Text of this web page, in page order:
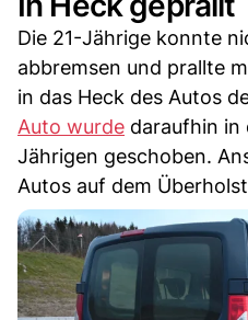
Die 21-Jährige konnte
abbremsen und prallte
in das Heck des Autos
Auto wurde daraufhin in
Jährigen geschoben.
Autos auf dem